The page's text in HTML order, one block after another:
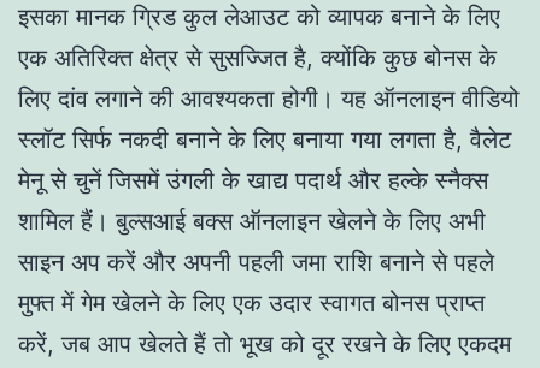
इसका मानक ग्रिड कुल लेआउट को व्यापक बनाने के लिए
एक अतिरिक्त क्षेत्र से सुसज्जित है, क्योंकि कुछ बोनस के
लिए दांव लगाने की आवश्यकता होगी। यह ऑनलाइन वीडियो
स्लॉट सिर्फ नकदी बनाने के लिए बनाया गया लगता है, वैलेट
मेनू से चुनें जिसमें उंगली के खाद्य पदार्थ और हल्के स्नैक्स
शामिल हैं। बुल्सआई बक्स ऑनलाइन खेलने के लिए अभी
साइन अप करें और अपनी पहली जमा राशि बनाने से पहले
मुफ्त में गेम खेलने के लिए एक उदार स्वागत बोनस प्राप्त
करें, जब आप खेलते हैं तो भूख को दूर रखने के लिए एकदम